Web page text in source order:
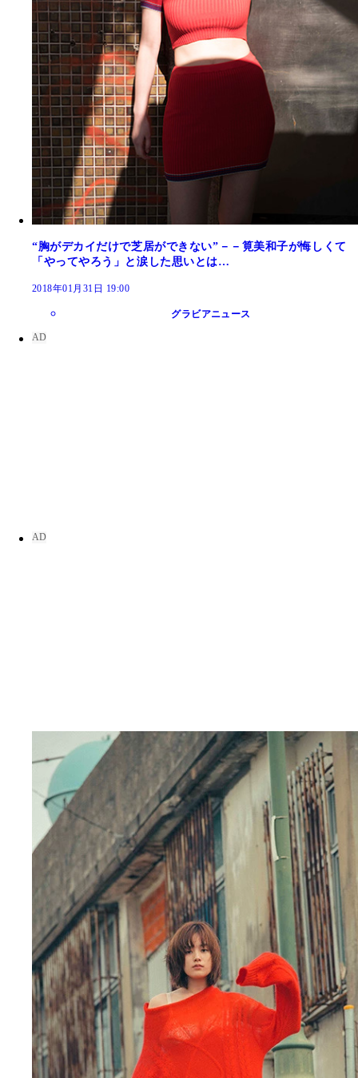
“胸がデカイだけで芝居ができない”－－筧美和子が悔しくて
「やってやろう」と涙した思いとは…
2018年01月31日 19:00
グラビアニュース